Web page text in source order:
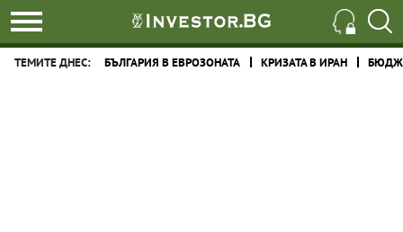
ТЕМИТЕ ДНЕС: БЪЛГАРИЯ В ЕВРОЗОНАТА КРИЗАТА В ИРАН